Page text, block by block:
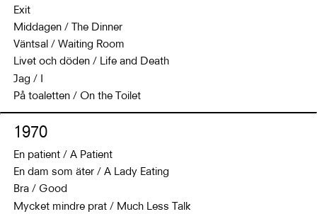
Exit
Middagen / The Dinner
Väntsal / Waiting Room
Livet och döden / Life and Death
Jag / I
På toaletten / On the Toilet
1970
En patient / A Patient
En dam som äter / A Lady Eating
Bra / Good
Mycket mindre prat / Much Less Talk